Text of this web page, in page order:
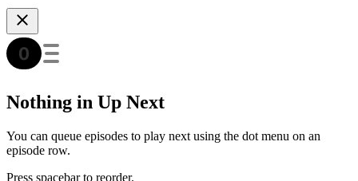
Nothing in Up Next
You can queue episodes to play next using the dot menu on an
episode row.
Press spacebar to reorder.